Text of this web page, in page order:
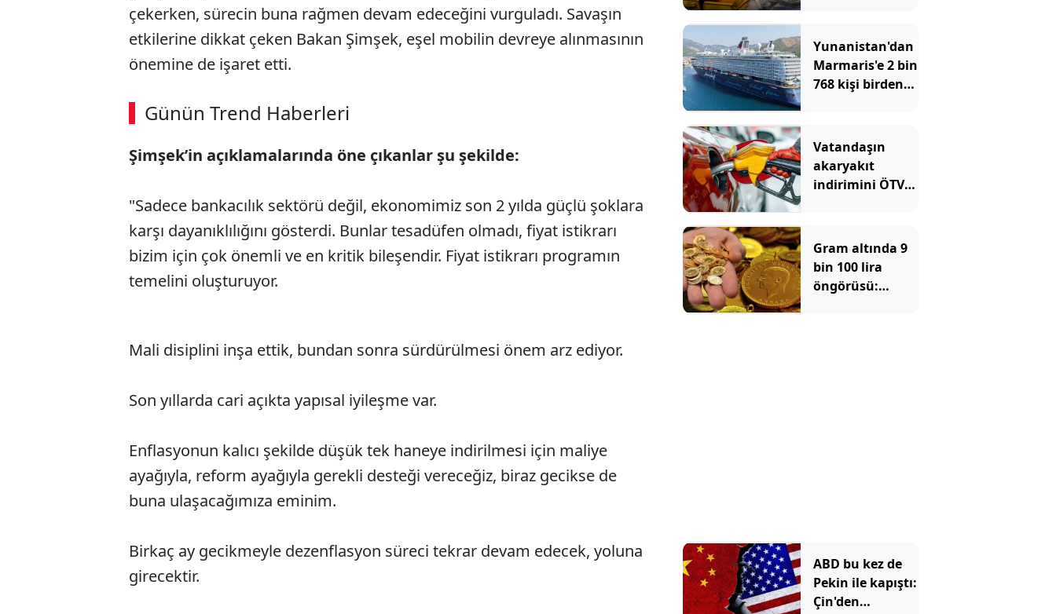
çekerken, sürecin buna rağmen devam edeceğini vurguladı. Savaşın
etkilerine dikkat çeken Bakan Şimşek, eşel mobilin devreye alınmasının
önemine de işaret etti.
Günün Trend Haberleri
SÖZCÜ SON DAKİKA
Şimşek’in açıklamalarında öne çıkanlar şu şekilde:
"Sadece bankacılık sektörü değil, ekonomimiz son 2 yılda güçlü şoklara
karşı dayanıklılığını gösterdi. Bunlar tesadüfen olmadı, fiyat istikrarı
bizim için çok önemli ve en kritik bileşendir. Fiyat istikrarı programın
temelini oluşturuyor.
Mali disiplini inşa ettik, bundan sonra sürdürülmesi önem arz ediyor.
Son yıllarda cari açıkta yapısal iyileşme var.
Enflasyonun kalıcı şekilde düşük tek haneye indirilmesi için maliye
ayağıyla, reform ayağıyla gerekli desteği vereceğiz, biraz gecikse de
buna ulaşacağımıza eminim.
Birkaç ay gecikmeyle dezenflasyon süreci tekrar devam edecek, yoluna
girecektir.
Yunanistan'dan
Marmaris'e 2 bin
768 kişi birden
Vatandaşın
akaryakıt
indirimini ÖTV
Gram altında 9
bin 100 lira
öngörüsü:
ABD bu kez de
Pekin ile kapıştı:
Çin'den